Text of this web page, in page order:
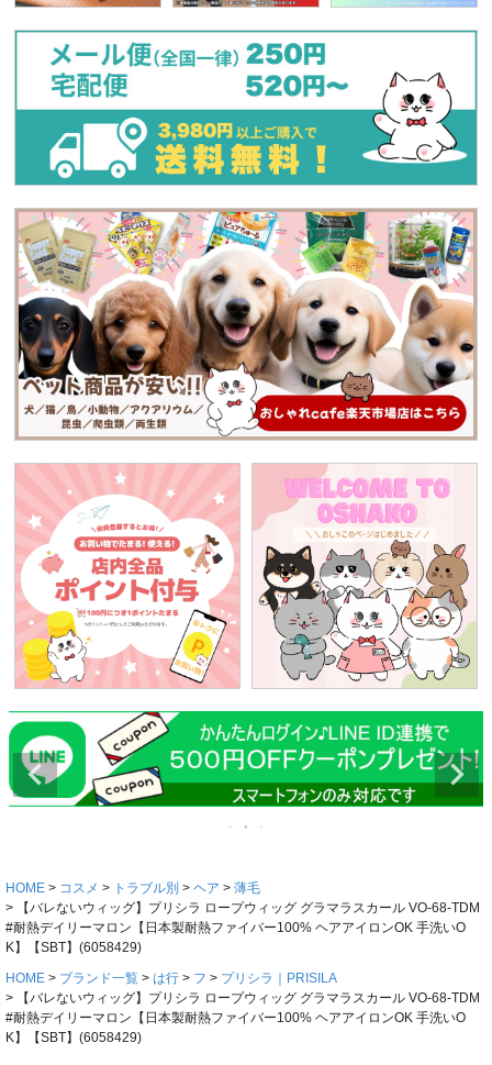
HOME コスメ トラブル別 ヘア
薄毛
【バレないウィッグ】プリシラ ロープウィッグ グラマラスカール VO-68-TDM
#耐熱デイリーマロン【日本製耐熱ファイバー100% ヘアアイロンOK 手洗いO
K】【SBT】(6058429)
HOME
ブランド一覧 は行 フ
プリシラ｜PRISILA
【バレないウィッグ】プリシラ ロープウィッグ グラマラスカール VO-68-TDM
#耐熱デイリーマロン【日本製耐熱ファイバー100% ヘアアイロンOK 手洗いO
K】【SBT】(6058429)